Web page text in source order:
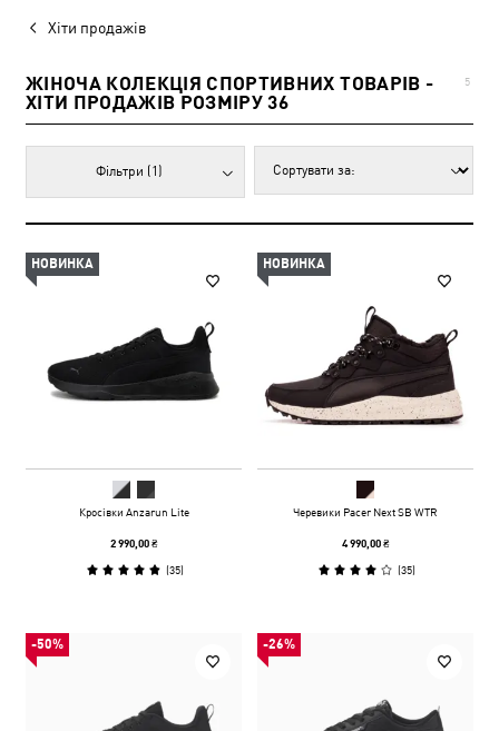
Хіти продажів
ЖІНОЧА КОЛЕКЦІЯ СПОРТИВНИХ ТОВАРІВ -
ХІТИ ПРОДАЖІВ РОЗМІРУ 36
5
Фільтри (1)
НОВИНКА
Кросівки Anzarun Lite
2 990,00 ₴
(35)
НОВИНКА
Черевики Pacer Next SB WTR
4 990,00 ₴
(35)
-50% -26%